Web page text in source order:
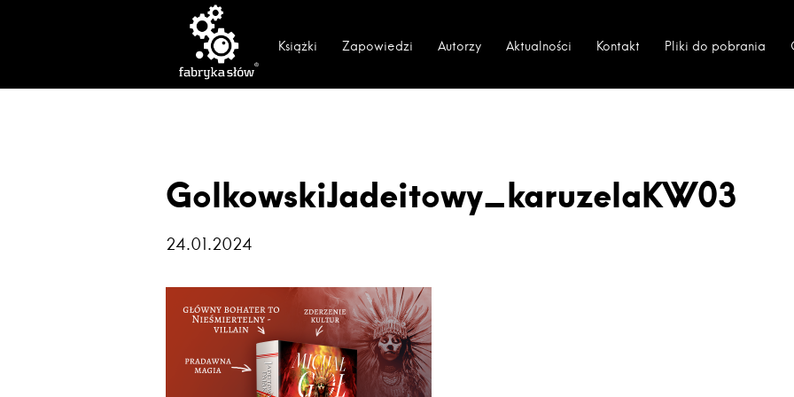
Książki Zapowiedzi Autorzy Aktualności Kontakt Pliki do pobrania
GolkowskiJadeitowy_karuzelaKW03
24.01.2024